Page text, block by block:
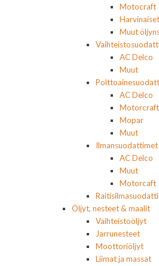
Motocraft
Harvinaiset
Muut
AC Delco
Muut
AC Delco
Motorcraft
Mopar
Muut
Ilmansuodattimet
AC Delco
Muut
Motorcaft
Öljyt, nesteet & maalit
Vaihteistoöljyt
Jarrunesteet
Moottoriöljyt
Liimat ja massat